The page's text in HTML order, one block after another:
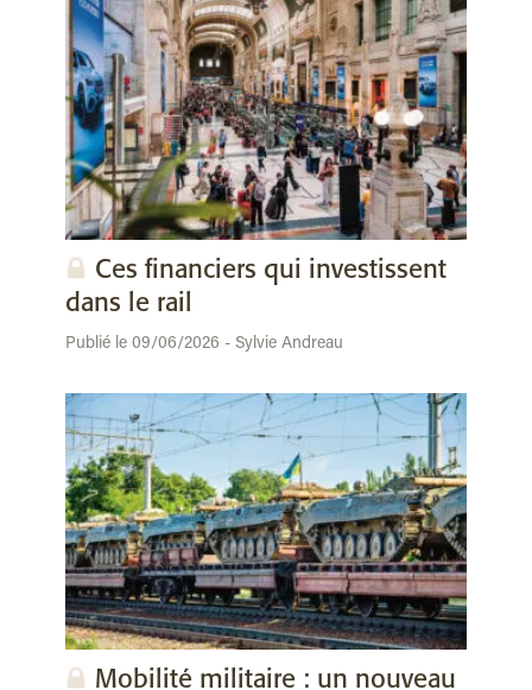
Ces financiers qui investissent
dans le rail
Publié le 09/06/2026 - Sylvie Andreau
Mobilité militaire : un nouveau